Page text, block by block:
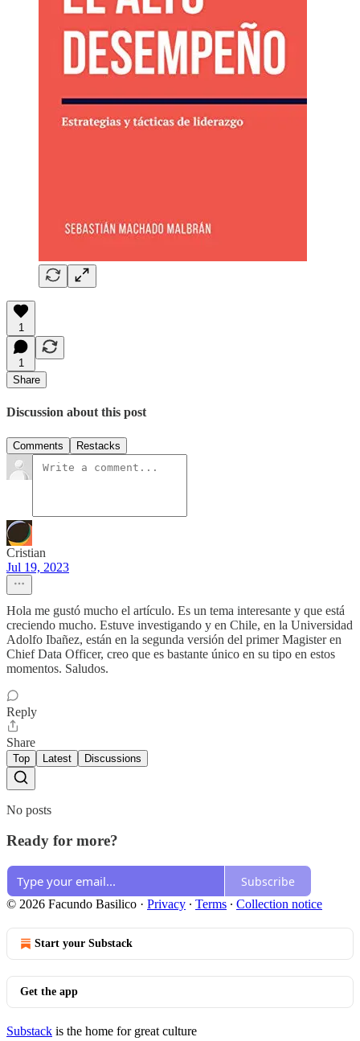
1
1
Share
Discussion about this post
Comments Restacks
Cristian
Jul 19, 2023
Hola me gustó mucho el artículo. Es un tema interesante y que está
creciendo mucho. Estuve investigando y en Chile, en la Universidad
Adolfo Ibañez, están en la segunda versión del primer Magister en
Chief Data Officer, creo que es bastante único en su tipo en estos
momentos. Saludos.
Reply
Share
Top Latest Discussions
No posts
Ready for more?
Subscribe
© 2026 Facundo Basilico · Privacy ∙ Terms ∙ Collection notice
Start your Substack
Get the app
Substack is the home for great culture